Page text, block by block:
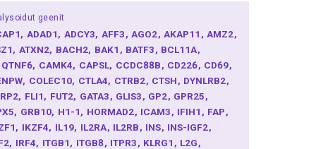
geenit
ADAD1 ADCY3 AFF3 AGO2 AKAP11 AMZ2
ATXN2 BACH2 BAK1 BATF3 BCL11A
CAMK4 CAPSL CCDC88B CD226 CD69
COLEC10 CTLA4 CTRB2 CTSH DYNLRB2
FLI1 FUT2 GATA3 GLIS3 GP2 GPR25
GRB10 H1-1 HORMAD2 ICAM3 IFIH1 FAP
IKZF4 IL19 IL2RA IL2RB INS INS-IGF2
IRF4 ITGB1 ITGB8 ITPR3 KLRG1 L2G